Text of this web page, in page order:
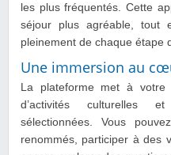
les plus fréquentés. Cette
séjour plus agréable, tout
pleinement de chaque étape
Une immersion au
La plateforme met à votre
d’activités culturelles et
sélectionnées. Vous
renommés, participer à des